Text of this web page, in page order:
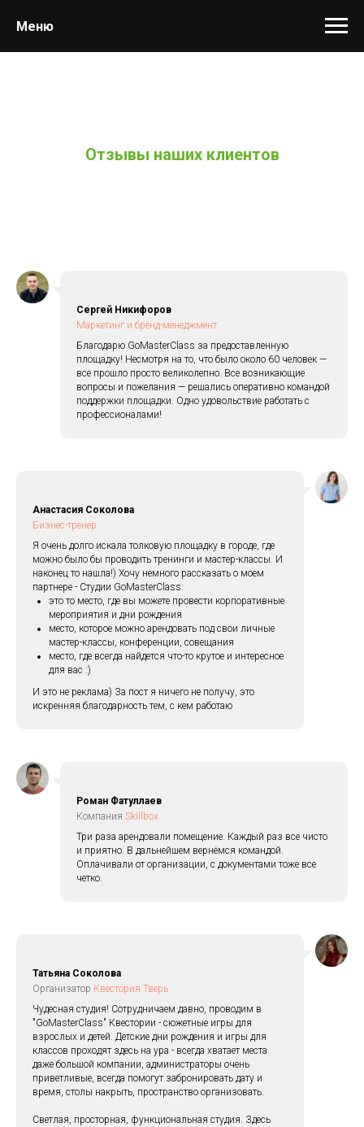
Меню
Отзывы наших клиентов
Сергей Никифоров
Маркетинг и бренд-менеджмент
Благодарю GoMasterClass за предоставленную
площадку! Несмотря на то, что было около 60 человек —
все прошло просто великолепно. Все возникающие
вопросы и пожелания — решались оперативно командой
поддержки площадки. Одно удовольствие работать с
профессионалами!
Анастасия Соколова
Бизнес-тренер
Я очень долго искала толковую площадку в городе, где
можно было бы проводить тренинги и мастер-классы. И
наконец то нашла!) Хочу немного рассказать о моем
партнере - Студии GoMasterClass:
это то место, где вы можете провести корпоративные
мероприятия и дни рождения
место, которое можно арендовать под свои личные
мастер-классы, конференции, совещания
место, где всегда найдется что-то крутое и интересное
для вас :)
И это не реклама) За пост я ничего не получу, это
искренняя благодарность тем, с кем работаю
Роман Фатуллаев
Компания Skillbox
Три раза арендовали помещение. Каждый раз все чисто
и приятно. В дальнейшем вернёмся командой.
Оплачивали от организации, с документами тоже все
четко.
Татьяна Соколова
Организатор Квестория Тверь
Чудесная студия! Сотрудничаем давно, проводим в
"GoMasterClass" Квестории - сюжетные игры для
взрослых и детей. Детские дни рождения и игры для
классов проходят здесь на ура - всегда хватает места
даже большой компании, администраторы очень
приветливые, всегда помогут забронировать дату и
время, столы накрыть, пространство организовать.
Светлая, просторная, функциональная студия. Здесь